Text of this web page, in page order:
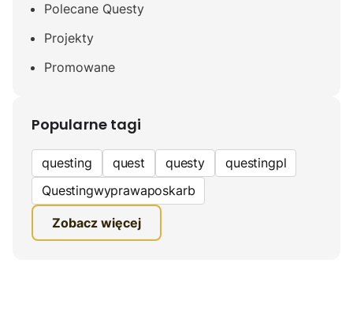
Polecane Questy
Projekty
Promowane
Popularne tagi
questing quest questy
questingpl
Questingwyprawaposkarb
edukacyjna gra terenowa
fundacja questingu
Zobacz więcej